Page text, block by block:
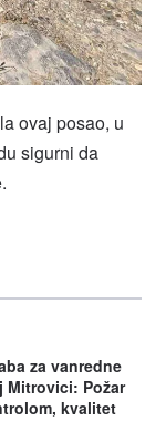
za vanredne
Mitrovici: Požar
kvalitet
ovaj posao, u
sigurni da